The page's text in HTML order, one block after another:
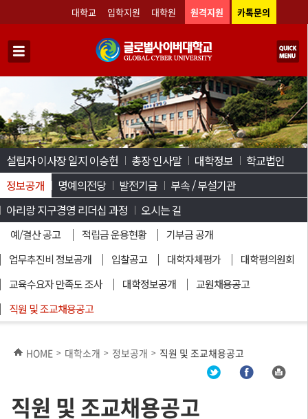
대학교 입학지원 대학원 원격지원 카톡문의
설립자 이사장 일지 이승헌 총장 인사말 대학정보
학교법인
정보공개
예/결산 공고 적립금 운용현황
기부금 공개
업무추진비 정보공개
입찰공고 대학자체평가
대학평의원회
교육수요자 만족도 조사
대학정보공개
교원채용공고
직원 및 조교채용공고
명예의전당 발전기금
부속 / 부설기관
아리랑 지구경영 리더십 과정
오시는 길
HOME > 대학소개 > 정보공개 > 직원 및 조교채용공고
직원 및 조교채용공고